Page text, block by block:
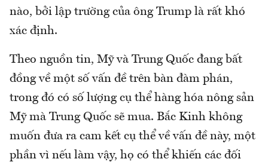
nào, bởi lập trường của ông Trump là rất khó
xác định.
Theo nguồn tin, Mỹ và Trung Quốc đang bất
đồng về một số vấn đề trên bàn đàm phán,
trong đó có số lượng cụ thể hàng hóa nông sản
Mỹ mà Trung Quốc sẽ mua. Bắc Kinh không
muốn đưa ra cam kết cụ thể về vấn đề này, một
phần vì nếu làm vậy, họ có thể khiến các đối